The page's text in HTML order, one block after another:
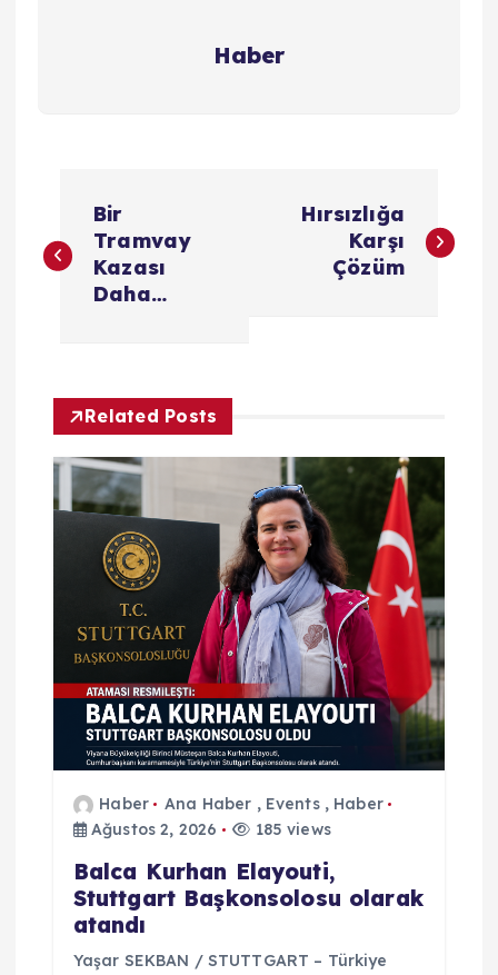
Haber
a
g
e
z
m
Bir
Tramvay
Kazası
Daha…
Hırsızlığa
Karşı
Çözüm
Related Posts
Haber Ana Haber , Events, Haber
Ağustos 2, 2026
185 views
Balca Kurhan Elayouti,
Stuttgart Başkonsolosu olarak
atandı
Yaşar SEKBAN / STUTTGART – Türkiye